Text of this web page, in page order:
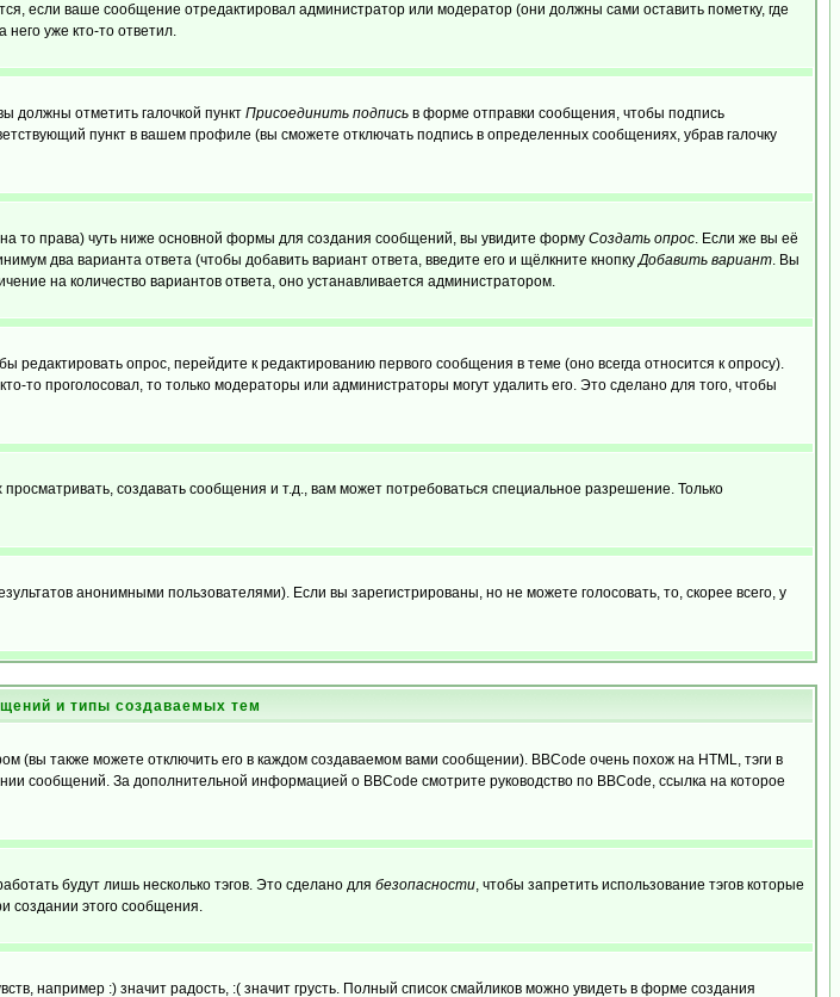
если ваше сообщение отредактировал администратор или модератор (они должны сами оставить пометку, где
уже кто-то ответил.
должны отметить галочкой пункт Присоединить подпись в форме отправки сообщения, чтобы подпись
пункт в вашем профиле (вы сможете отключать подпись в определенных сообщениях, убрав галочку
то права) чуть ниже основной формы для создания сообщений, вы увидите форму Создать опрос. Если же вы её
два варианта ответа (чтобы добавить вариант ответа, введите его и щёлкните кнопкуДобавить вариант. Вы
на количество вариантов ответа, оно устанавливается администратором.
опрос, перейдите к редактированию первого сообщения в теме (оно всегда относится к опросу).
то проголосовал, то только модераторы или администраторы могут удалить его. Это сделано для того, чтобы
создавать сообщения и т.д., вам может потребоваться специальное разрешение. Только
анонимными пользователями). Если вы зарегистрированы, но не можете голосовать, то, скорее всего, у
и типы создаваемых тем
(вы также можете отключить его в каждом создаваемом вами сообщении). BBCode очень похож на HTML, тэги в
сообщений. За дополнительной информацией о BBCode смотрите руководство по BBCode, ссылка на которое
будут лишь несколько тэгов. Это сделано для безопасности, чтобы запретить использование тэгов которые
создании этого сообщения.
например :) значит радость, :( значит грусть. Полный список смайликов можно увидеть в форме создания